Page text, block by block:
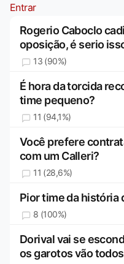
Entrar
Rogerio Caboclo
oposição, é serio
13 (90%)
É hora da torcida
time pequeno?
11 (94,1%)
Você prefere
com um Calleri?
11 (28,6%)
Pior time da história
8 (100%)
Dorival vai se
os garotos vão